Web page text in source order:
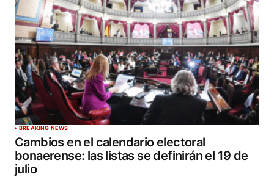
BREAKING NEWS
Cambios en el calendario electoral
bonaerense: las listas se definirán el 19 de
julio